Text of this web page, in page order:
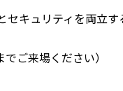
キュリティを両立
ご来場ください）